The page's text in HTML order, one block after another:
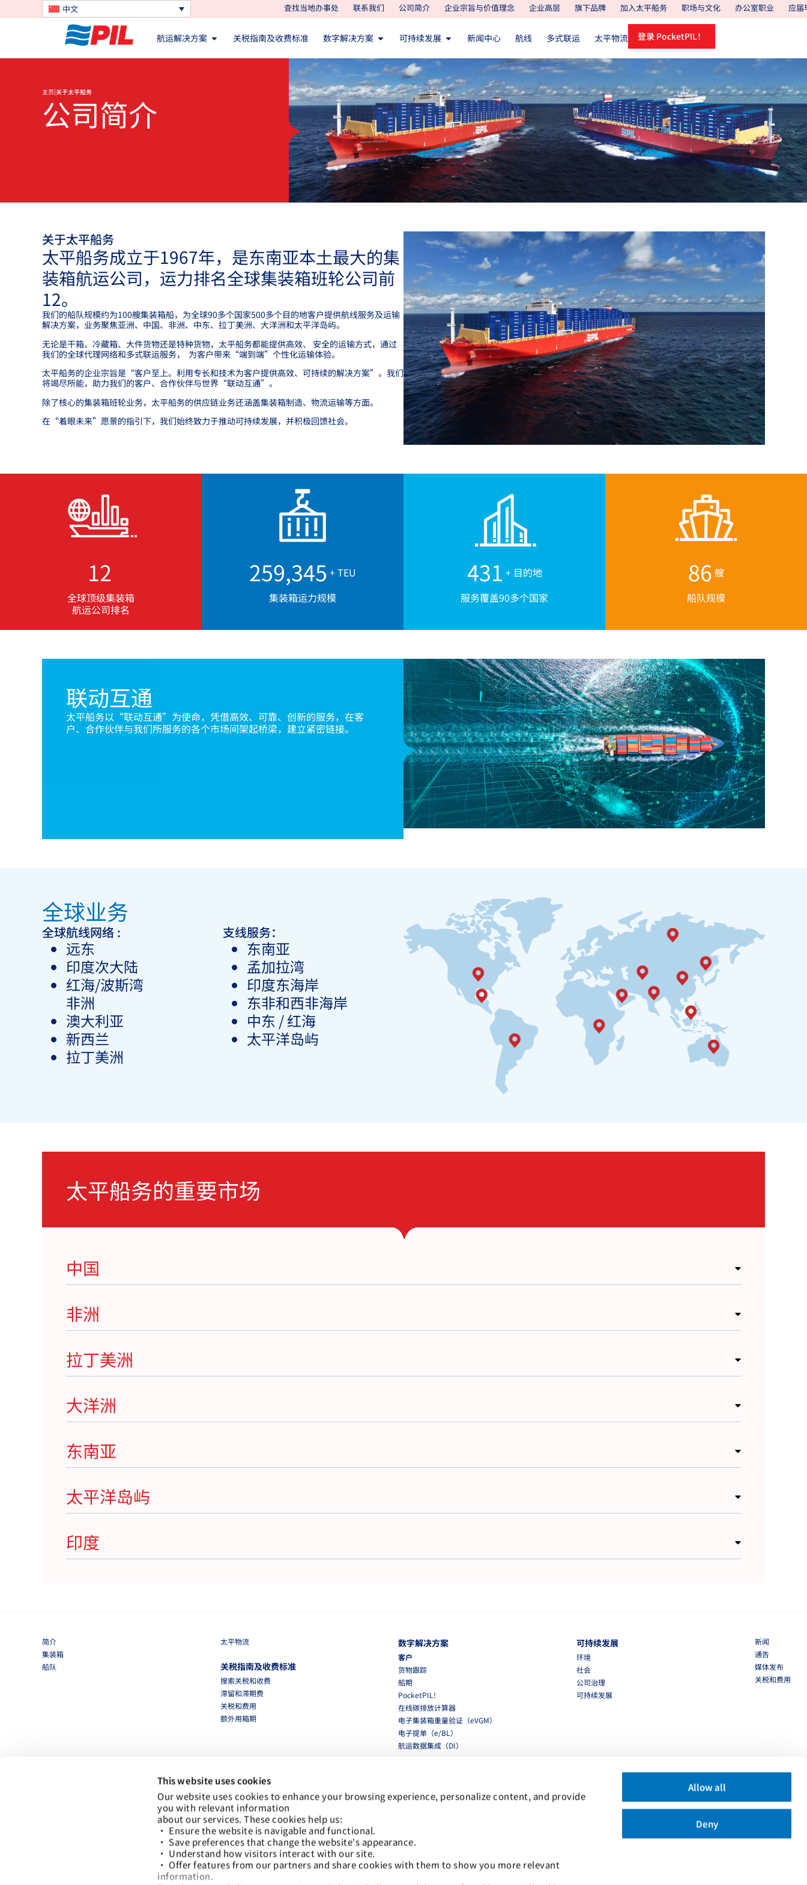
This website uses cookies
Our website uses cookies to enhance your browsing experience, personalize content, and provide
you with relevant information
about our services. These cookies help us:
• Ensure the website is navigable and functional.
• Save preferences that change the website's appearance.
• Understand how visitors interact with our site.
• Offer features from our partners and share cookies with them to show you more relevant
information.
Allow all
Deny
中文 查找当地办事处 联系我们 公司简介 企业宗旨与价值理念 企业高层 旗下品牌 加入太平船务 职场与文化 办公室职业 应届
航运解决方案 关税指南及收费标准 数字解决方案 可持续发展 新闻中心 航线 多式联运 太平物流 登录 PocketPIL！
主页|关于太平船务
公司简介
关于太平船务
太平船务成立于1967年，是东南亚本土最大的集
装箱航运公司，运力排名全球集装箱班轮公司前
12。
我们的船队规模约为100艘集装箱船，为全球90多个国家500多个目的地客户提供航线服务及运输
解决方案，业务聚焦亚洲、中国、非洲、中东、拉丁美洲、大洋洲和太平洋岛屿。
无论是干箱、冷藏箱、大件货物还是特种货物，太平船务都能提供高效、 安全的运输方式，通过
我们的全球代理网络和多式联运服务， 为客户带来“端到端”个性化运输体验。
太平船务的企业宗旨是“客户至上。利用专长和技术为客户提供高效、可持续的解决方案” 。我们
将竭尽所能，助力我们的客户、合作伙伴与世界“联动互通”。
除了核心的集装箱班轮业务，太平船务的供应链业务还涵盖集装箱制造、物流运输等方面。
在 “着眼未来”愿景的指引下，我们始终致力于推动可持续发展，并积极回馈社会。
12
全球顶级集装箱
航运公司排名
300,000 + TEU
集装箱运力规模
500 + 目的地
服务覆盖90多个国家
100艘
船队规模
联动互通
太平船务以 “联动互通” 为使命，凭借高效、可靠、创新的服务，在客
户、合作伙伴与我们所服务的各个市场间架起桥梁，建立紧密链接。
全球业务
全球航线网络 :
远东
印度次大陆
红海/波斯湾
非洲
澳大利亚
新西兰
拉丁美洲
支线服务：
东南亚
孟加拉湾
印度东海岸
东非和西非海岸
中东 / 红海
太平洋岛屿
太平船务的重要市场
中国
非洲
拉丁美洲
大洋洲
东南亚
太平洋岛屿
印度
简介
集装箱
船队
太平物流
关税指南及收费标准
搜索关税和收费
滞留和滞期费
关税和费用
额外用箱期
数字解决方案
客户
货物跟踪
船期
PocketPIL!
在线碳排放计算器
电子集装箱重量验证（eVGM）
电子提单（e/BL）
航运数据集成（DI）
集装箱动态电子平台（eSPP）
网络安全
可持续发展
环境
社会
公司治理
可持续发展
新闻
通告
媒体发布
关税和费用